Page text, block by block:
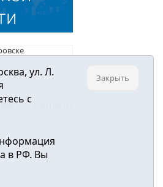
и
ул. Л.
с
в РФ. Вы
Закрыть